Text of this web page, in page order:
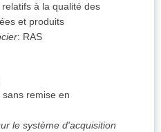
à la qualité des
et produits
: RAS
remise en
le système d'acquisition